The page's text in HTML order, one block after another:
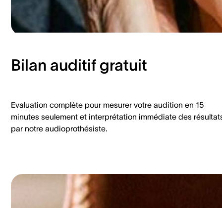
Bilan auditif gratuit
Evaluation complète pour mesurer votre audition en 15
minutes seulement et interprétation immédiate des
par notre audioprothésiste.